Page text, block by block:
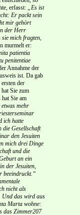
erfasst: „Es ist
Er packt sein
mir gehört
der Herr
sie mich fragten,
murmelt er:
patientia
penitentiae
Annahme der
ist. Da gab
der
Sie zum
Sie am
mehr
ich hatte
die Gesellschaft
den Jesuiten
mich drei Dinge
und die
an ein
der Jesuiten,
beeindruckt.“
nicht als
Und das wird aus
Marta wohne:
das Zimmer207